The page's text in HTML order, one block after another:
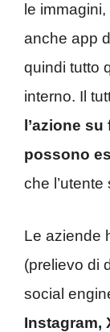
le
anche app
quindi tutto
interno. Il
l’azione
possono
che
Le aziende
(prelievo di
social
Instagram,